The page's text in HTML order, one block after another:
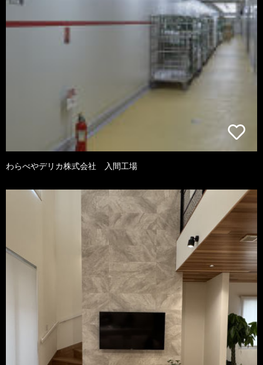
わらべやデリカ株式会社 入間工場